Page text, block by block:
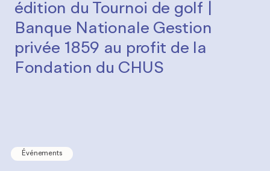
édition du Tournoi de golf |
Banque Nationale Gestion
privée 1859 au profit de la
Fondation du CHUS
Événements